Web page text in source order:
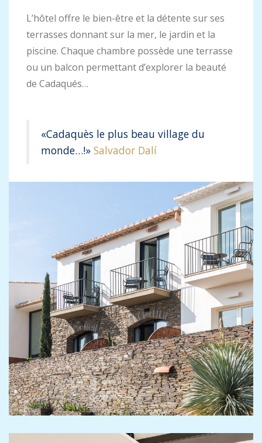
L’hôtel offre le bien-être et la détente sur ses
terrasses donnant sur la mer, le jardin et la
piscine. Chaque chambre possède une terrasse
ou un balcon permettant d’explorer la beauté
de Cadaqués…
«Cadaquès le plus beau village du
monde…!» Salvador Dalí